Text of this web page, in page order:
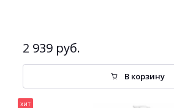
2 939 руб.
В корзину
хит